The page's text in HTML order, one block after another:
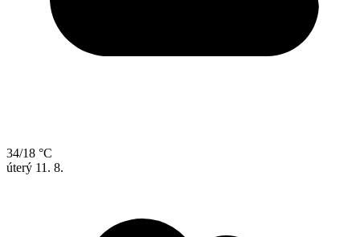
34/18 °C
úterý 11. 8.